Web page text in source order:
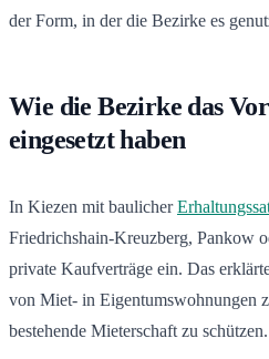
der Form, in der die Bezirke es
Wie die Bezirke das
eingesetzt haben
In Kiezen mit baulicher
Friedrichshain-Kreuzberg, Pankow
private Kaufverträge ein. Das
von Miet- in Eigentumswohnungen
bestehende Mieterschaft zu schützen.